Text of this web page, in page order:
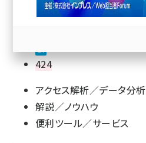
424
アクセス解析／データ分析
解説／ノウハウ
便利ツール／サービス